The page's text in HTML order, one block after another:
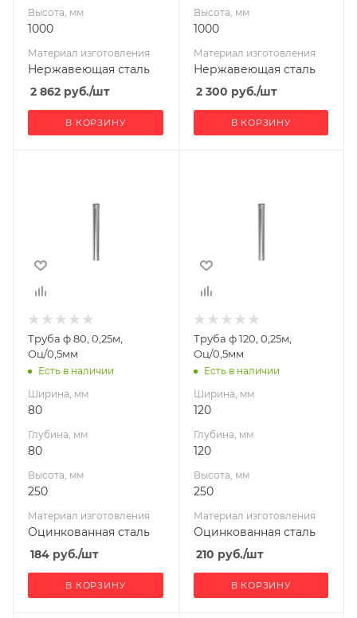
Высота, мм
1000
Материал изготовления
Нержавеющая сталь
2 862 руб./шт
В КОРЗИНУ
Высота, мм
1000
Материал изготовления
Нержавеющая сталь
2 300 руб./шт
В КОРЗИНУ
250
Материал
Оцинкованная
сталь
Диаметр дымохода,
80
250x 80x 80
Труба ф 80, 0,25м,
Оц/0,5мм
Есть в наличии
Ширина, мм
80
Глубина, мм
80
Высота, мм
250
Материал изготовления
Оцинкованная сталь
184 руб./шт
В КОРЗИНУ
250
Материал
Оцинкованная
сталь
Диаметр дымохода,
120
УМК
250x120x120
Труба ф 120, 0,25м,
Оц/0,5мм
Есть в наличии
Ширина, мм
120
Глубина, мм
120
Высота, мм
250
Материал изготовления
Оцинкованная сталь
210 руб./шт
В КОРЗИНУ